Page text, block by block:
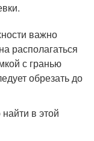
важно
располагаться
с гранью
обрезать до
в этой